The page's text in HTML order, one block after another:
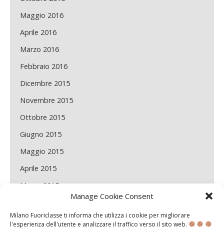
Manage Cookie Consent
Milano Fuoriclasse ti informa che utilizza i cookie per migliorare
l'esperienza dell'utente e analizzare il traffico verso il sito web.
Maggio 2016
Aprile 2016
Marzo 2016
Febbraio 2016
Dicembre 2015
Novembre 2015
Ottobre 2015
Giugno 2015
Maggio 2015
Aprile 2015
Marzo 2015
Gennaio 2015